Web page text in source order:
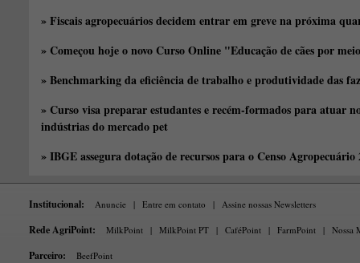
» Fiscais agropecuários decidem entrar em greve na próxima
» Começou hoje o novo Curso Online "Educação de cães por
» Benchmarking da eficiência de trabalho e produtividade das
» Curso visa preparar estudantes e recém-formados para atuar
indústrias do mercado pet
» IBGE assegura dotação de recursos para o Censo Agropecuário
Institucional: Anuncie | Entre em contato | Assine nossas Newsletters
Rede AgriPoint: MilkPoint | MilkPoint PT | CaféPoint | FarmPoint | Nossa
Parceiro: BeefPoint